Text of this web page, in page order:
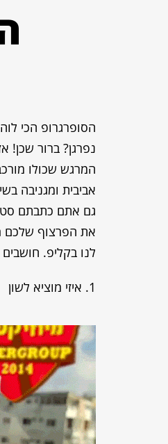
הסופרגרופ הכי
נפרגן? ברור שכן!
המרגש שכולו
אביבית ומגניבה
גם אתם כתבתם
את הפרצוף שלכם
לנו בקליפ.
1. איזי מוציא לשון